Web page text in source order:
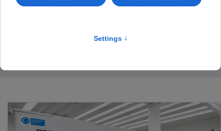
CERCA, CONFRONTA E ACQUISTA LE NOSTRE